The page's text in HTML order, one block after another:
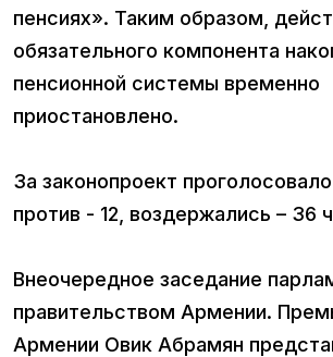
пенсиях». Таким образом,
обязательного компонента
пенсионной системы временно
приостановлено.
За законопроект
против - 12, воздержались – 36
Внеочередное заседание
правительством Армении.
Армении Овик Абрамян